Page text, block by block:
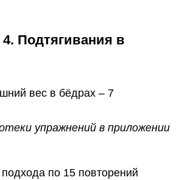
Подтягивания в
упражнений в приложении
подхода по 15 повторений